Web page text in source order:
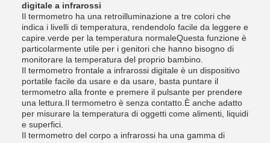
digitale a infrarossi
Il termometro ha una retroilluminazione a tre colori che
indica i livelli di temperatura, rendendolo facile da leggere e
capire.verde per la temperatura normaleQuesta funzione è
particolarmente utile per i genitori che hanno bisogno di
monitorare la temperatura del proprio bambino.
Il termometro frontale a infrarossi digitale è un dispositivo
portatile facile da usare e da usare, basta puntare il
termometro alla fronte e premere il pulsante per prendere
una lettura.Il termometro è senza contatto.È anche adatto
per misurare la temperatura di oggetti come alimenti, liquidi
e superfici.
Il termometro del corpo a infrarossi ha una gamma di